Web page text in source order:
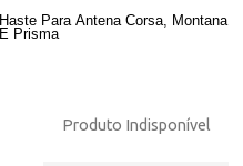
Haste Para Antena Corsa, Montana
E Prisma
Produto Indisponível